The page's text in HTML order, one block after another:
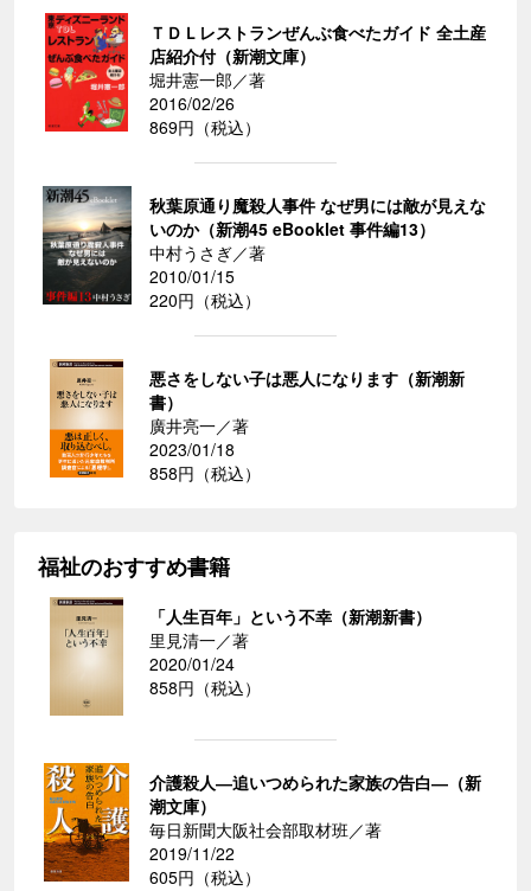
ＴＤＬレストランぜんぶ食べたガイド 全土産
店紹介付（新潮文庫）
堀井憲一郎／著
2016/02/26
869円（税込）
秋葉原通り魔殺人事件 なぜ男には敵が見えな
いのか（新潮45 eBooklet 事件編13）
中村うさぎ／著
2010/01/15
220円（税込）
悪さをしない子は悪人になります（新潮新
書）
廣井亮一／著
2023/01/18
858円（税込）
福祉のおすすめ書籍
「人生百年」という不幸（新潮新書）
里見清一／著
2020/01/24
858円（税込）
介護殺人―追いつめられた家族の告白―（新
潮文庫）
毎日新聞大阪社会部取材班／著
2019/11/22
605円（税込）